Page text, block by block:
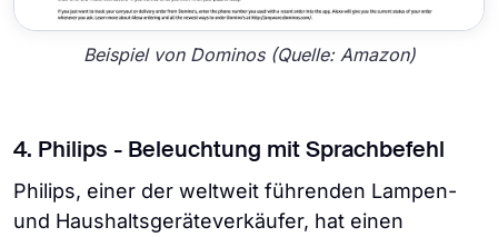
Beispiel von Dominos (Quelle: Amazon)
4. Philips - Beleuchtung mit Sprachbefehl
Philips, einer der weltweit führenden Lampen-
und Haushaltsgeräteverkäufer, hat einen